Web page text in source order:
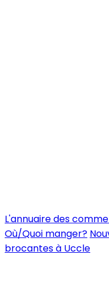
L'annuaire des
Où/Quoi manger?
brocantes à Uccle